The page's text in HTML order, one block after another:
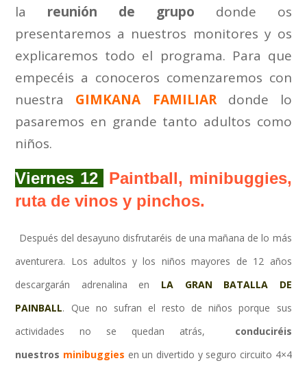
la reunión de grupo donde os
presentaremos a nuestros monitores y os
explicaremos todo el programa. Para que
empecéis a conoceros comenzaremos con
nuestra GIMKANA FAMILIAR donde lo
pasaremos en grande tanto adultos como
niños.
Viernes 12
Paintball, minibuggies,
ruta de vinos y pinchos.
Después del desayuno disfrutaréis de una mañana de lo más
aventurera. Los adultos y los niños mayores de 12 años
descargarán adrenalina en LA GRAN BATALLA DE
PAINBALL. Que no sufran el resto de niños porque sus
actividades no se quedan atrás, conduciréis
nuestros minibuggies en un divertido y seguro circuito 4×4